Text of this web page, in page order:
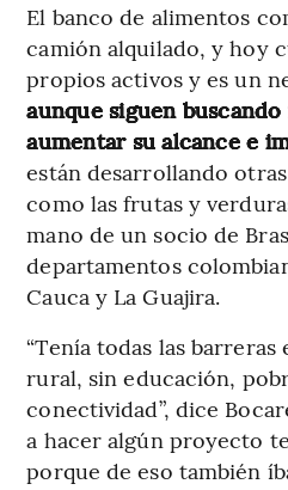
El banco de alimentos
camión alquilado, y hoy
propios activos y es un
aunque siguen
aumentar su alcance e
están desarrollando
como las frutas y
mano de un socio de
departamentos
Cauca y La Guajira.
“Tenía todas las
rural, sin educación,
conectividad”, dice
a hacer algún proyecto
porque de eso también